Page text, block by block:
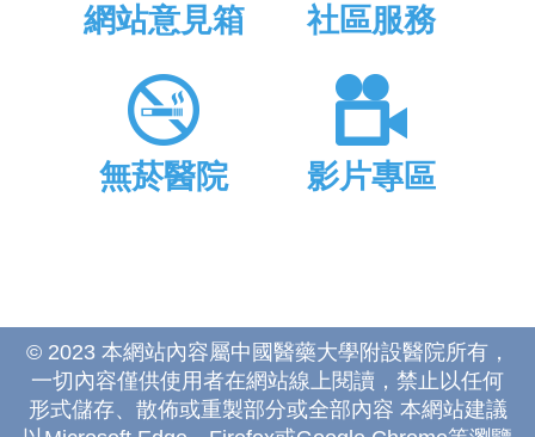
網站意見箱 社區服務
無菸醫院 影片專區
© 2023 本網站內容屬中國醫藥大學附設醫院所有，
一切內容僅供使用者在網站線上閱讀，禁止以任何
形式儲存、散佈或重製部分或全部內容 本網站建議